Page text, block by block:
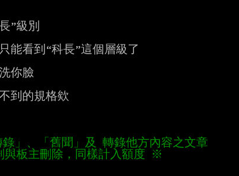
”級別
能看到“科長”這個層級了
你臉
到的規格欸
」、「舊聞」及 轉錄他方內容之文章
與板主刪除，同樣計入額度 ※